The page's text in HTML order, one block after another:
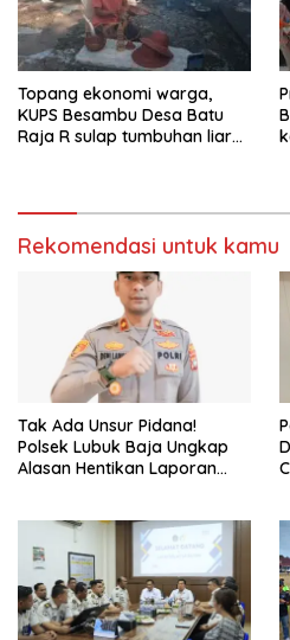
Topang ekonomi warga,
KUPS Besambu Desa Batu
Raja R sulap tumbuhan liar
Rekomendasi untuk kamu
Tak Ada Unsur Pidana!
Polsek Lubuk Baja Ungkap
Alasan Hentikan Laporan